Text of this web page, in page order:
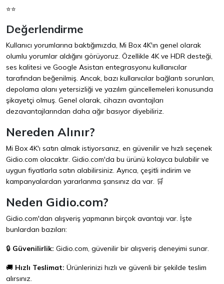
⭐⭐
Değerlendirme
Kullanıcı yorumlarına baktığımızda, Mi Box 4K'ın genel olarak
olumlu yorumlar aldığını görüyoruz. Özellikle 4K ve HDR desteği,
ses kalitesi ve Google Asistan entegrasyonu kullanıcılar
tarafından beğenilmiş. Ancak, bazı kullanıcılar bağlantı sorunları,
depolama alanı yetersizliği ve yazılım güncellemeleri konusunda
şikayetçi olmuş. Genel olarak, cihazın avantajları
dezavantajlarından daha ağır basıyor diyebiliriz.
Nereden Alınır?
Mi Box 4K'ı satın almak istiyorsanız, en güvenilir ve hızlı seçenek
Gidio.com olacaktır. Gidio.com'da bu ürünü kolayca bulabilir ve
uygun fiyatlarla satın alabilirsiniz. Ayrıca, çeşitli indirim ve
kampanyalardan yararlanma şansınız da var. 🛒
Neden Gidio.com?
Gidio.com'dan alışveriş yapmanın birçok avantajı var. İşte
bunlardan bazıları:
🔒 Güvenilirlik: Gidio.com, güvenilir bir alışveriş deneyimi sunar.
🚚 Hızlı Teslimat: Ürünlerinizi hızlı ve güvenli bir şekilde teslim
alırsınız.